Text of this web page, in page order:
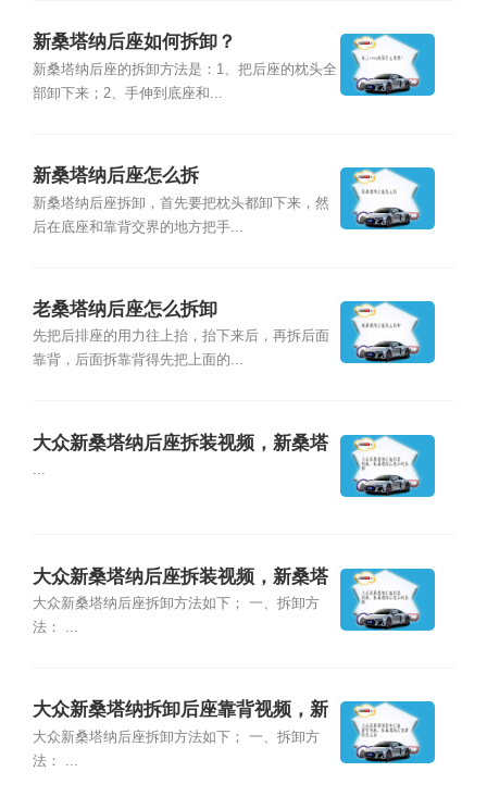
新桑塔纳后座如何拆卸？
新桑塔纳后座的拆卸方法是：1、把后座的枕头全
部卸下来；2、手伸到底座和...
新桑塔纳后座怎么拆
新桑塔纳后座拆卸，首先要把枕头都卸下来，然
后在底座和靠背交界的地方把手...
老桑塔纳后座怎么拆卸
先把后排座的用力往上抬，抬下来后，再拆后面
靠背，后面拆靠背得先把上面的...
大众新桑塔纳后座拆装视频，新桑塔
纳后座如何拆卸
...
大众新桑塔纳后座拆装视频，新桑塔
纳后座如何拆卸
大众新桑塔纳后座拆卸方法如下； 一、拆卸方
法： ...
大众新桑塔纳拆卸后座靠背视频，新
桑塔纳后座靠背怎么拆
大众新桑塔纳后座拆卸方法如下； 一、拆卸方
法： ...